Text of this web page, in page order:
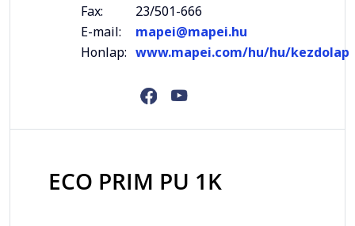
Fax:
23/501-666
E-mail:
mapei@mapei.hu
Honlap: www.mapei.com/hu/hu/kezdolap
ECO PRIM PU 1K